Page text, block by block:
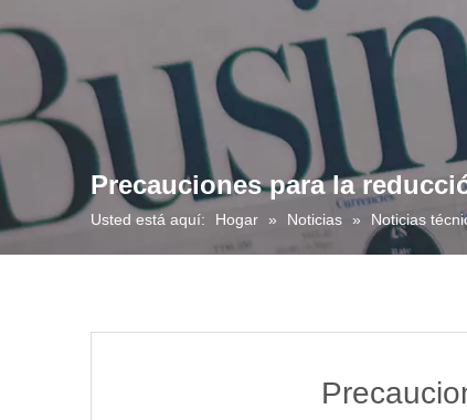
Precauciones para la
Usted está aquí: Hogar » Noticias » Noticias